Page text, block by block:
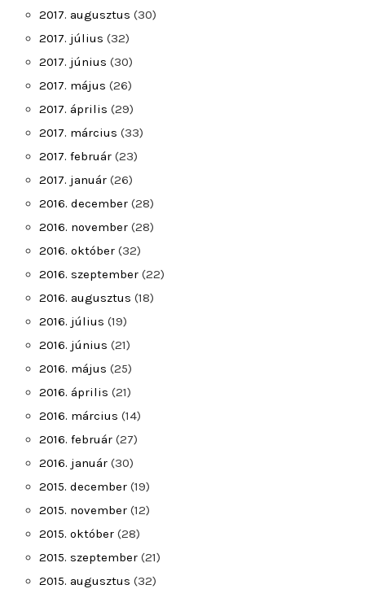
2017. augusztus (30)
2017. július (32)
2017. június (30)
2017. május (26)
2017. április (29)
2017. március (33)
2017. február (23)
2017. január (26)
2016. december (28)
2016. november (28)
2016. október (32)
2016. szeptember (22)
2016. augusztus (18)
2016. július (19)
2016. június (21)
2016. május (25)
2016. április (21)
2016. március (14)
2016. február (27)
2016. január (30)
2015. december (19)
2015. november (12)
2015. október (28)
2015. szeptember (21)
2015. augusztus (32)